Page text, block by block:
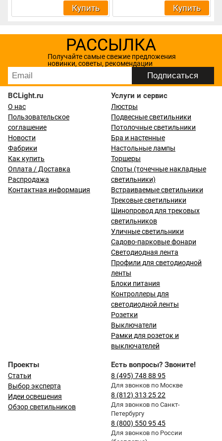
Купить Купить
РАССЫЛКА
Получайте самые свежие предложения
новинки, советы, рекомендации
BCLight.ru
О нас
Пользовательское
соглашение
Новости
Фабрики
Как купить
Оплата / Доставка
Распродажа
Контактная информация
Услуги и сервис
Люстры
Подвесные светильники
Потолочные светильники
Бра и настенные
Настольные лампы
Торшеры
Споты (точечные накладные
светильники)
Встраиваемые светильники
Трековые светильники
Шинопровод для трековых
светильников
Уличные светильники
Садово-парковые фонари
Светодиодная лента
Профили для светодиодной
ленты
Блоки питания
Контроллеры для
светодиодной ленты
Розетки
Выключатели
Рамки для розеток и
выключателей
Проекты
Статьи
Выбор эксперта
Идеи освещения
Обзор светильников
Есть вопросы? Звоните!
8 (495) 748 88 95
Для звонков по Москве
8 (812) 313 25 22
Для звонков по Санкт-
Петербургу
8 (800) 550 95 45
Для звонков по России